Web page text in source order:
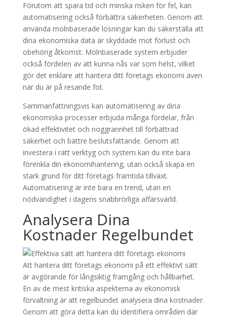
Förutom att spara tid och minska risken för fel, kan
automatisering också förbättra säkerheten. Genom att
använda molnbaserade lösningar kan du säkerställa att
dina ekonomiska data är skyddade mot förlust och
obehörig åtkomst. Molnbaserade system erbjuder
också fördelen av att kunna nås var som helst, vilket
gör det enklare att hantera ditt företags ekonomi även
när du är på resande fot.
Sammanfattningsvis kan automatisering av dina
ekonomiska processer erbjuda många fördelar, från
ökad effektivitet och noggrannhet till förbättrad
säkerhet och bättre beslutsfattande. Genom att
investera i rätt verktyg och system kan du inte bara
förenkla din ekonomihantering, utan också skapa en
stark grund för ditt företags framtida tillväxt.
Automatisering är inte bara en trend, utan en
nödvändighet i dagens snabbrörliga affärsvärld.
Analysera Dina
Kostnader Regelbundet
Att hantera ditt företags ekonomi på ett effektivt sätt
är avgörande för långsiktig framgång och hållbarhet.
En av de mest kritiska aspekterna av ekonomisk
förvaltning är att regelbundet analysera dina kostnader.
Genom att göra detta kan du identifiera områden där